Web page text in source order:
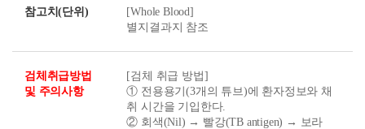
참고치(단위)
[Whole Blood]
별지결과지 참조
검체취급방법
및 주의사항
[검체 취급 방법]
① 전용용기(3개의 튜브)에 환자정보와 채
취 시간을 기입한다.
② 회색(Nil) → 빨강(TB antigen) → 보라